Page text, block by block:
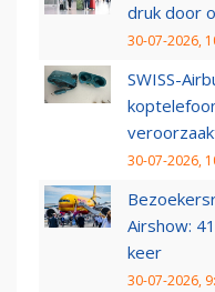
druk door
30-07-2026,
SWISS-
30-07-2026,
Airshow:
keer
30-07-2026,